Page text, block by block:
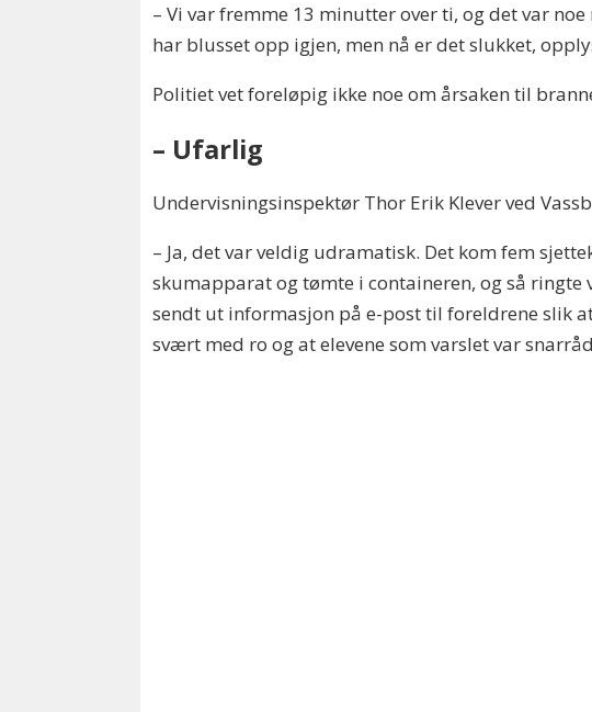
– Vi var fremme 13 minutter over ti, og det var
har blusset opp igjen, men nå er det slukket,
Politiet vet foreløpig ikke noe om årsaken til
– Ufarlig
Undervisningsinspektør Thor Erik Klever ved
– Ja, det var veldig udramatisk. Det kom fem
skumapparat og tømte i containeren, og så
sendt ut informasjon på e-post til foreldrene slik
svært med ro og at elevene som varslet var